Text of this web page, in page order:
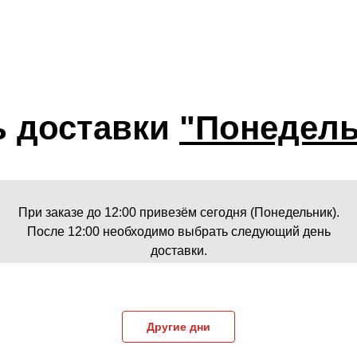
доставки
При заказе до 12:00 привезём сегодня (Понедельник).
После 12:00 необходимо выбрать следующий день
доставки.
Другие дни